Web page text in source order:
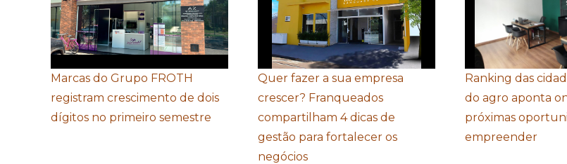
Marcas do Grupo FROTH
registram crescimento de dois
dígitos no primeiro semestre
Quer fazer a sua empresa
crescer? Franqueados
compartilham 4 dicas de
gestão para fortalecer os
negócios
Ranking das
do agro aponta
próximas
empreender